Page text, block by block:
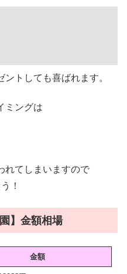
トしても喜ばれます。
ミングは
れてしまいますので
！
】金額相場
金額